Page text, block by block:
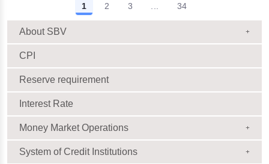
lãnh cho người không cư trú
18/06/2026 | 15:57:00
định về chế độ báo cáo định
kỳ NHNN Việt Nam
1 2 3 Intermediate Pages Use
34
About SBV
CPI
Reserve requirement
Interest Rate
Money Market Operations
System of Credit Institutions